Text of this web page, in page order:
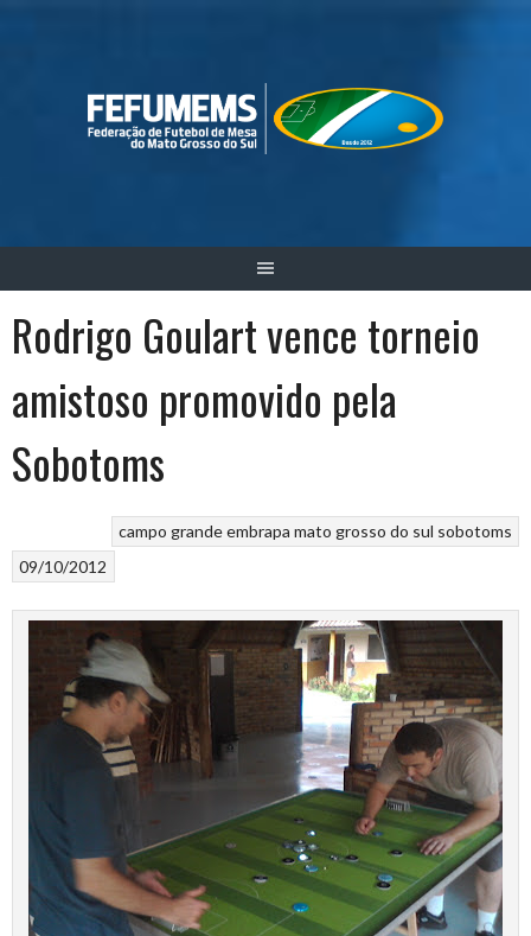
Rodrigo Goulart vence torneio
amistoso promovido pela
Sobotoms
campo grandeembrapa mato grosso do sul sobotoms
09/10/2012